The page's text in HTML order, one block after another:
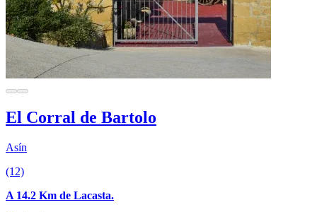
El Corral de Bartolo
Asín
(12)
A 14.2 Km de Lacasta.